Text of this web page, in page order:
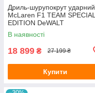
Дриль-шурупокрут ударний
McLaren F1 TEAM SPECIAL
EDITION DeWALT
DCD86MP2T
В наявності
18 899 ₴ 27 199 ₴
Купити